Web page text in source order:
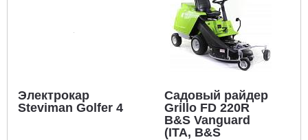
Электрокар
Steviman Golfer 4
Садовый райдер
Grillo FD 220R
B&S Vanguard
(ITA, B&S